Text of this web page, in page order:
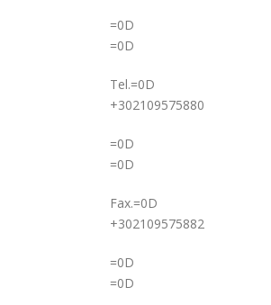
=0D
=0D
Tel.=0D
+302109575880
=0D
=0D
Fax.=0D
+302109575882
=0D
=0D